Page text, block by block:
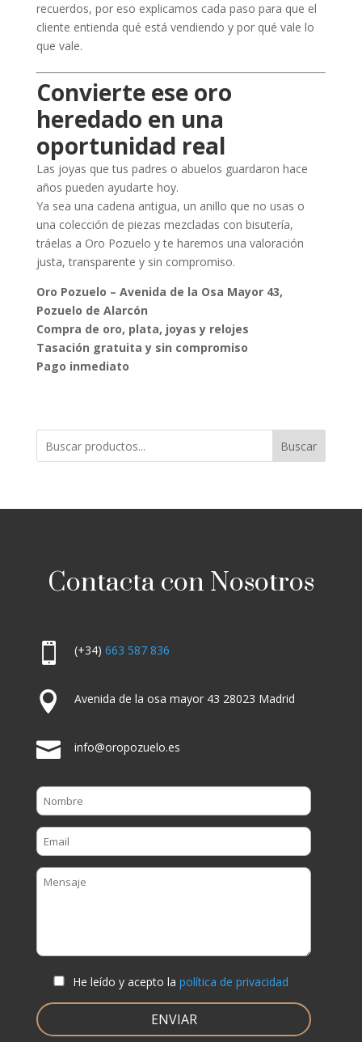
recuerdos, por eso explicamos cada paso para que el
cliente entienda qué está vendiendo y por qué vale lo
que vale.
Convierte ese oro
heredado en una
oportunidad real
Las joyas que tus padres o abuelos guardaron hace
años pueden ayudarte hoy.
Ya sea una cadena antigua, un anillo que no usas o
una colección de piezas mezcladas con bisutería,
tráelas a Oro Pozuelo y te haremos una valoración
justa, transparente y sin compromiso.
Oro Pozuelo – Avenida de la Osa Mayor 43,
Pozuelo de Alarcón
Compra de oro, plata, joyas y relojes
Tasación gratuita y sin compromiso
Pago inmediato
Buscar
Contacta con Nosotros
 (+34) 663 587 836
 Avenida de la osa mayor 43 28023 Madrid
 info@oropozuelo.es
He leído y acepto la política de privacidad